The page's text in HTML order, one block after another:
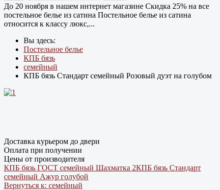
До 20 ноября в нашем интернет магазине Cкидка 25% на все
постельное белье из сатина Постельное белье из сатина
относится к классу люкс,...
Вы здесь:
Постельное белье
КПБ бязь
семейный
КПБ бязь Cтандарт семейный Розовый дуэт на голубом
Доставка курьером до двери
Оплата при получении
Цены от производителя
КПБ бязь ГОСТ семейный Шахматка 2КПБ бязь Cтандарт
семейный Ажур голубой
Вернуться к: семейный